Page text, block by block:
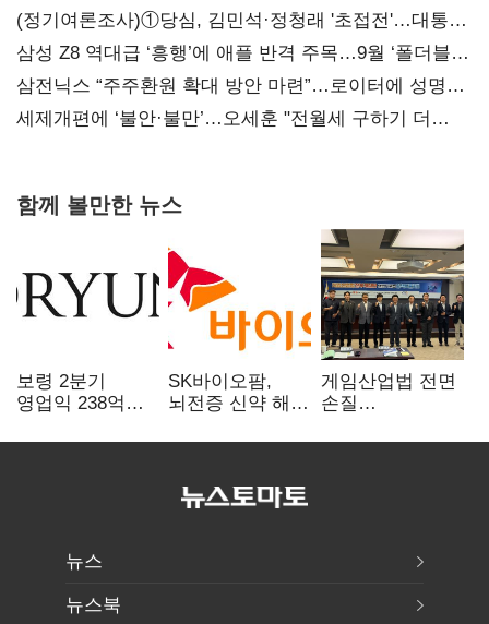
(정기여론조사)①당심, 김민석·정청래 '초접전'…대통령
지지도 '50% 아래로'(종합)
삼성 Z8 역대급 ‘흥행’에 애플 반격 주목…9월 ‘폴더블
대전’
삼전닉스 “주주환원 확대 방안 마련”…로이터에 성명
보내
세제개편에 ‘불안·불만’…오세훈 "전월세 구하기 더
함께 볼만한 뉴스
보령 2분기
영업익 238억…
SK바이오팜,
뇌전증 신약 해외
차세대 신약 개발
게임산업법 전면
손질
규제 걷고
뉴스
뉴스북